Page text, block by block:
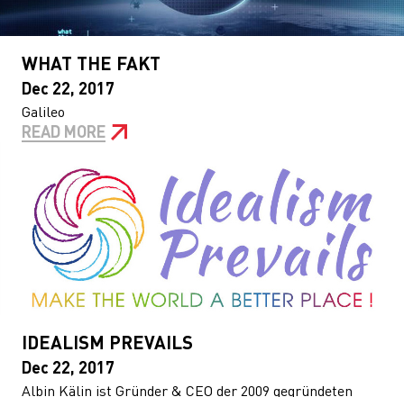
WHAT THE FAKT
Dec 22, 2017
Galileo
READ MORE
IDEALISM PREVAILS
Dec 22, 2017
Albin Kälin ist Gründer & CEO der 2009 gegründeten